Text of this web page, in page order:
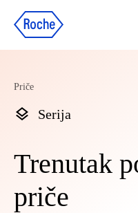
Priče
Serija
Trenutak
priče